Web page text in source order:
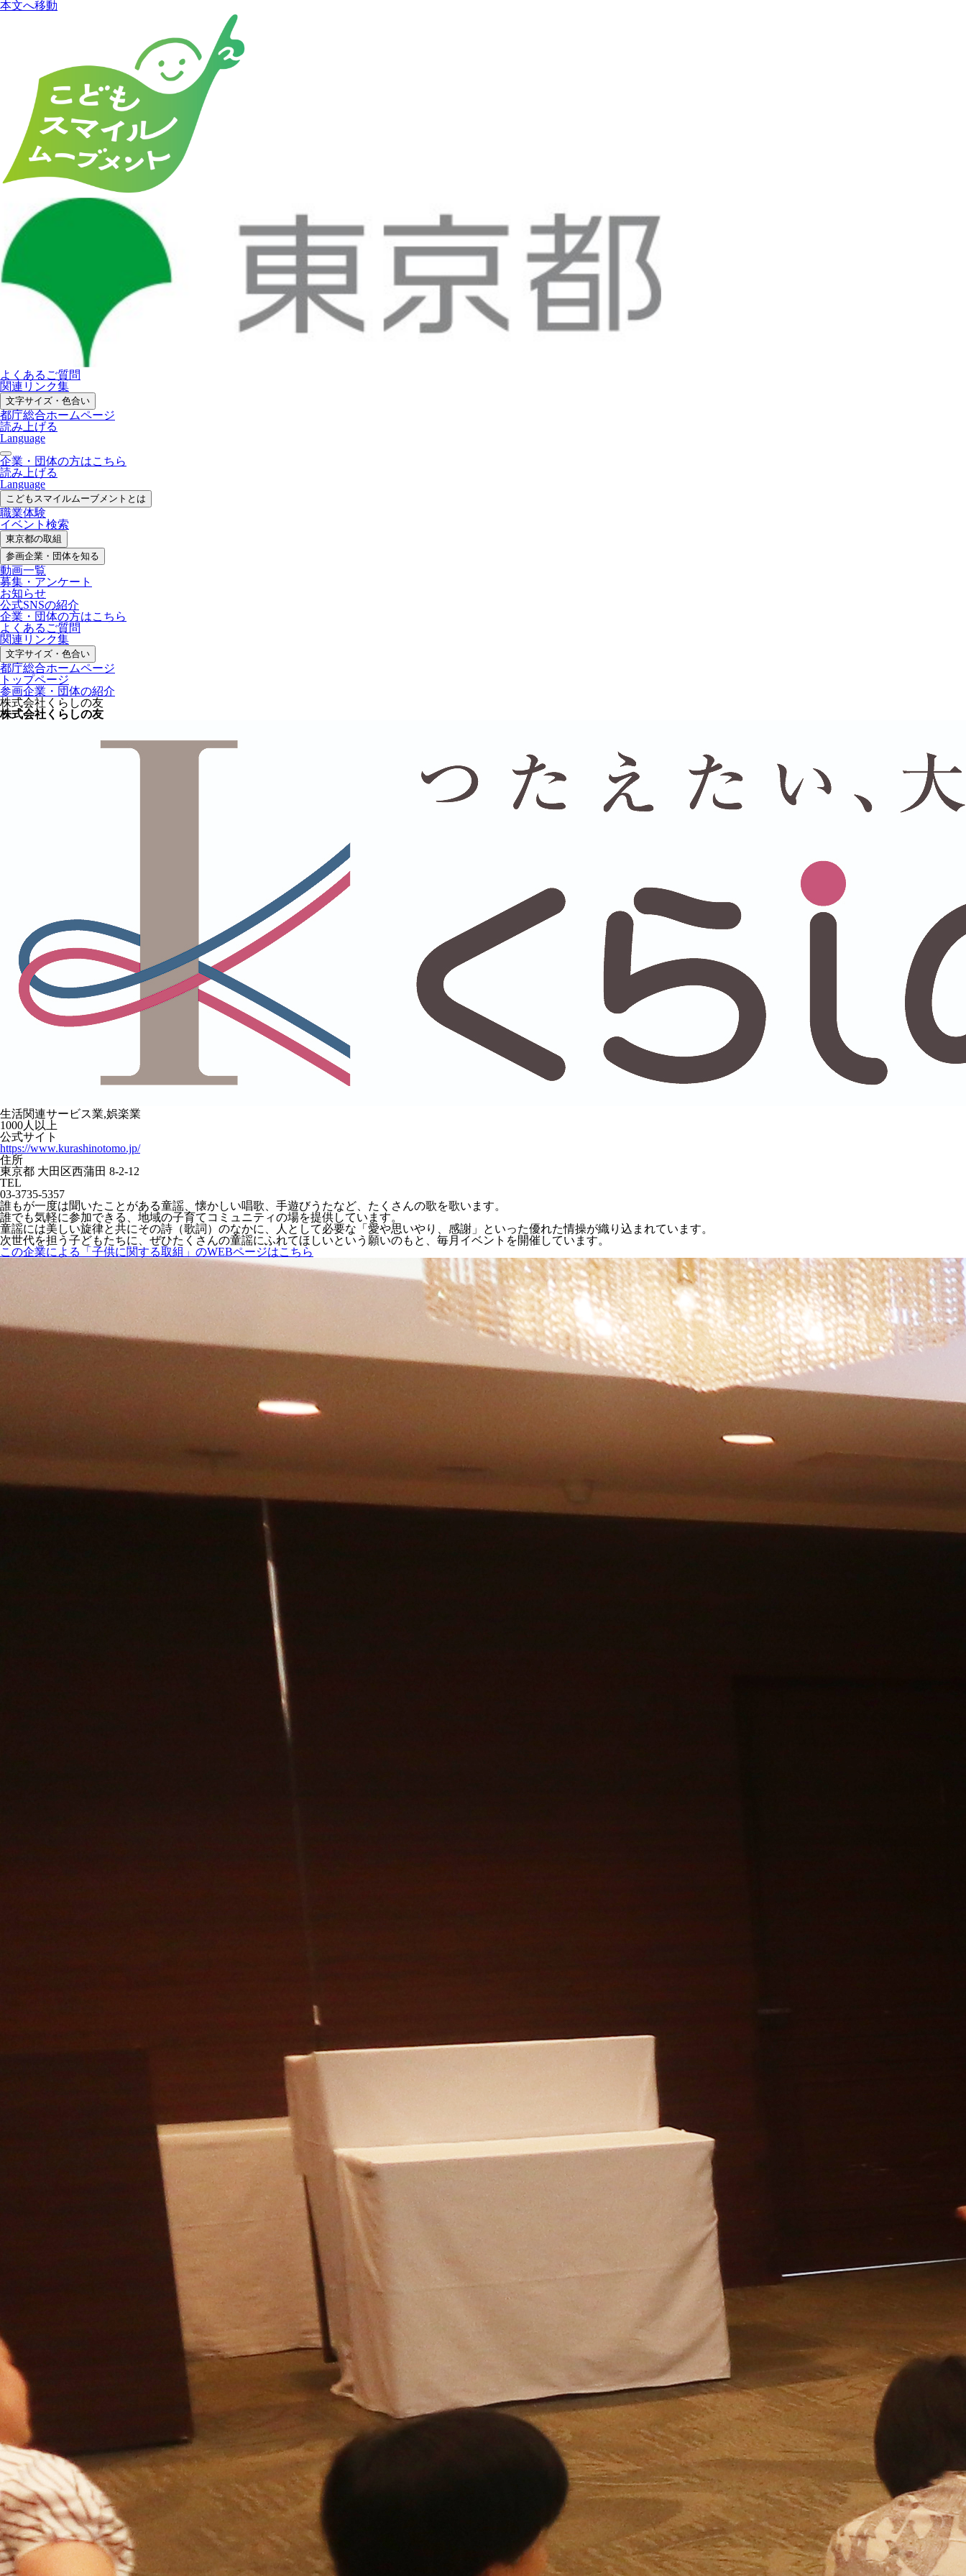
本文へ移動
よくあるご質問
関連リンク集
文字サイズ・色合い
都庁総合ホームページ
読み上げる
Language
企業・団体の方はこちら
読み上げる
Language
こどもスマイルムーブメントとは
職業体験
イベント検索
東京都の取組
参画企業・ 団体を知る
動画一覧
募集・ アンケート
お知らせ
公式SNSの紹介
企業・団体の方はこちら
よくあるご質問
関連リンク集
文字サイズ・色合い
都庁総合ホームページ
トップページ
参画企業・団体の紹介
株式会社くらしの友
株式会社くらしの友
生活関連サービス業,娯楽業
1000人以上
公式サイト
https://www.kurashinotomo.jp/
住所
東京都 大田区西蒲田 8-2-12
TEL
03-3735-5357
誰もが⼀度は聞いたことがある童謡、懐かしい唱歌、⼿遊びうたなど、たくさんの歌を歌います。
誰でも気軽に参加できる、地域の⼦育てコミュニティの場を提供しています。
童謡には美しい旋律と共にその詩（歌詞）のなかに、⼈として必要な「愛や思いやり、感謝」といった優れた情操が織り込まれています。
次世代を担う⼦どもたちに、ぜひたくさんの童謡にふれてほしいという願いのもと、毎⽉イベントを開催しています。
この企業による「子供に関する取組」のWEBページはこちら